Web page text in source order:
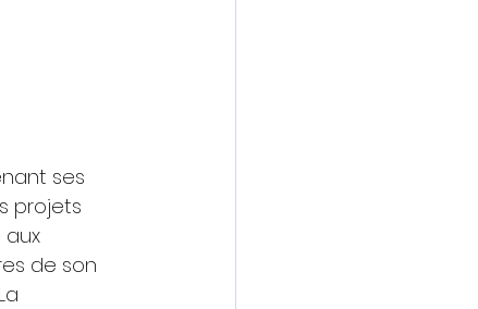
ses
projets
aux
de son